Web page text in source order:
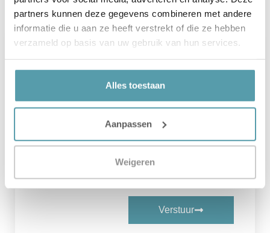
partners kunnen deze gegevens combineren met andere
informatie die u aan ze heeft verstrekt of die ze hebben
verzameld op basis van uw gebruik van hun services.
Alles toestaan
Aanpassen
Weigeren
Contact Ons
Verstuur